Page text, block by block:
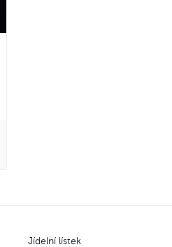
Jídelní lístek